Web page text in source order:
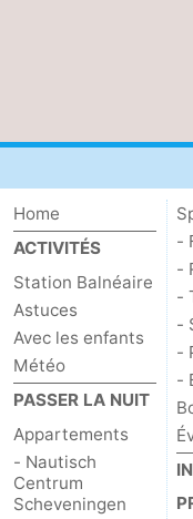
Oosterschelde
Burgh
Haamstede
-
Nature
Kop
van
Schouwen
Météo
Contact
Home
ACTIVITÉS
Station Balnéaire
Astuces
Avec les enfants
Météo
PASSER LA NUIT
Appartements
- Nautisch
Centrum
Scheveningen
-
-
-
-
-
-